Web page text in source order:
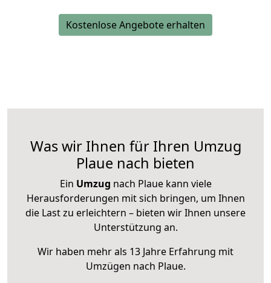
Kostenlose Angebote erhalten
Was wir Ihnen für Ihren Umzug
Plaue nach bieten
Ein Umzug nach Plaue kann viele
Herausforderungen mit sich bringen, um Ihnen
die Last zu erleichtern – bieten wir Ihnen unsere
Unterstützung an.
Wir haben mehr als 13 Jahre Erfahrung mit
Umzügen nach Plaue.